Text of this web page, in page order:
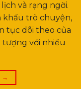
và rạng ngời.
khấu trò chuyện,
tục dõi theo của
tượng với nhiều
→